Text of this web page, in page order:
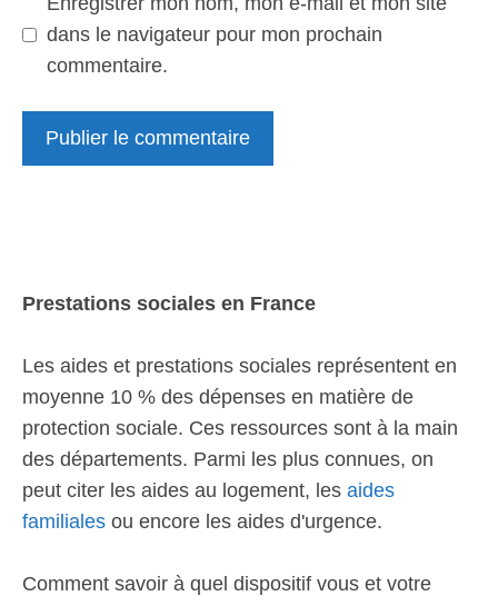
dans le navigateur pour mon prochain
commentaire.
Prestations sociales en France
Les aides et prestations sociales représentent en
moyenne 10 % des dépenses en matière de
protection sociale. Ces ressources sont à la main
des départements. Parmi les plus connues, on
peut citer les aides au logement, les aides
familiales ou encore les aides d'urgence.
Comment savoir à quel dispositif vous et votre